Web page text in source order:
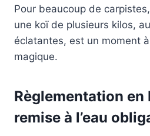
Pour beaucoup de
une koï de plusieurs kilos,
éclatantes, est un moment
magique.
Règlementation en
remise à l’eau